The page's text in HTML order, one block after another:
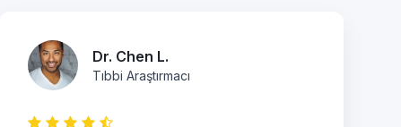
Dr. Chen L.
Tıbbi Araştırmacı